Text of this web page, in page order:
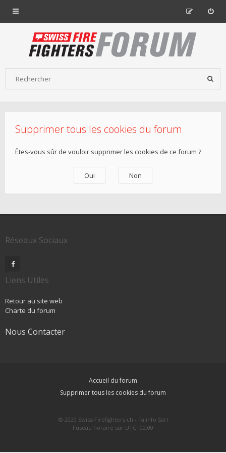
Supprimer tous les cookies du forum
Êtes-vous sûr de vouloir supprimer les cookies de ce forum ?
Réseaux Sociaux
Liens Utiles
Retour au site web
Charte du forum
Nous Contacter
Accueil du forum
Supprimer tous les cookies du forum
© 2020 Swiss-Firefighters.ch - Fajinfo Sàrl
Fuseau horaire sur UTC+02:00